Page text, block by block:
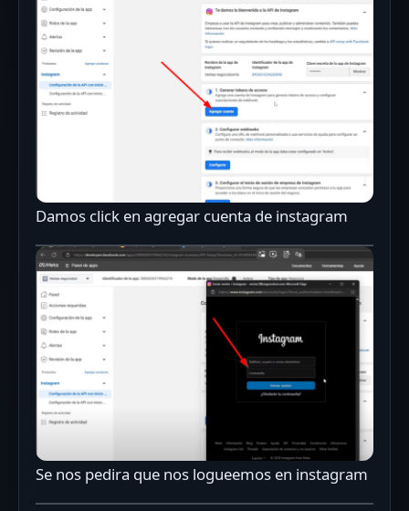
Damos click en agregar cuenta de instagram
Se nos pedira que nos logueemos en instagram